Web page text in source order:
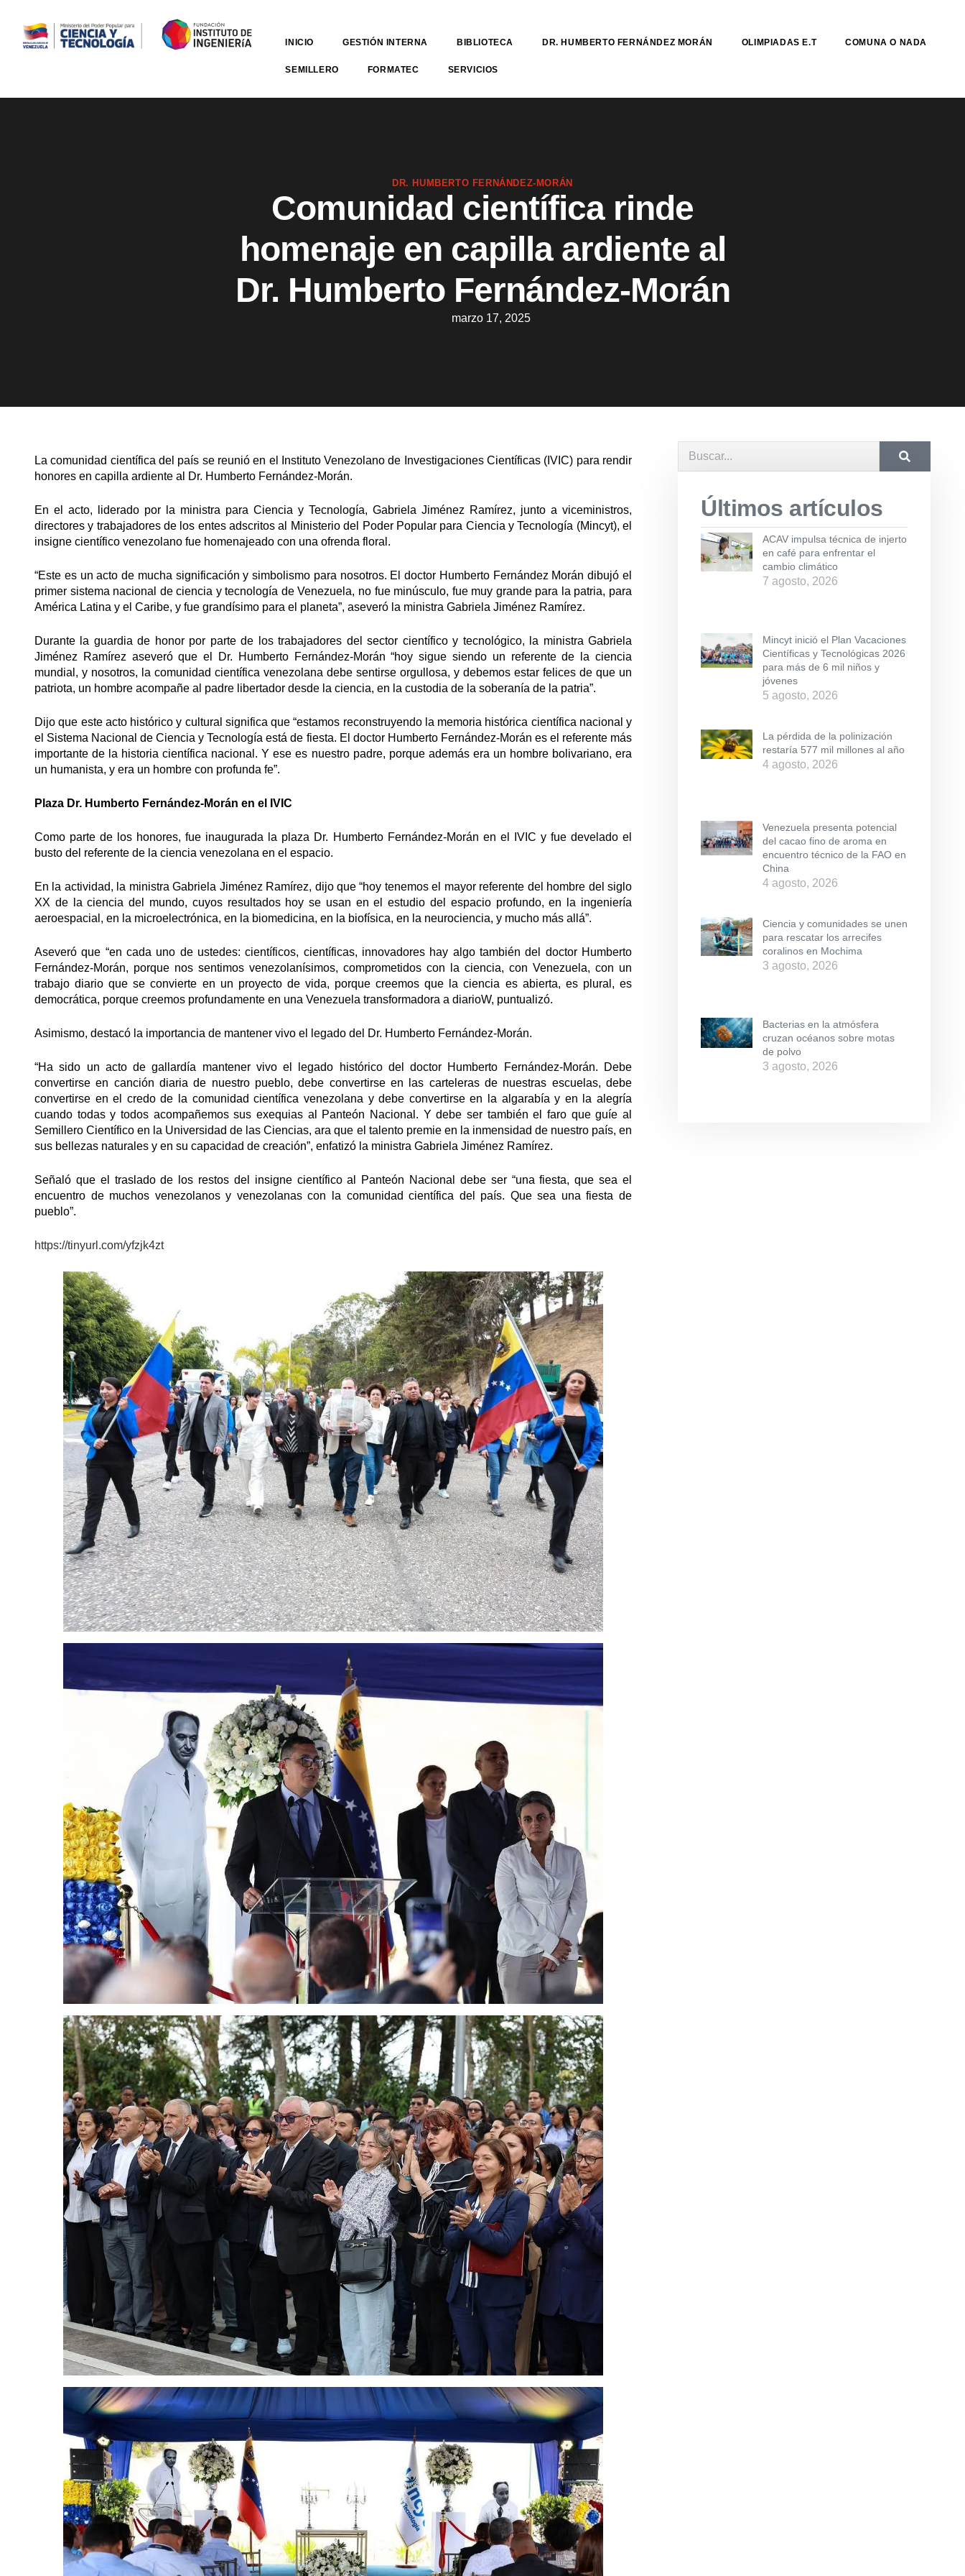
INICIO GESTIÓN INTERNA BIBLIOTECA DR. HUMBERTO FERNÁNDEZ MORÁN OLIMPIADAS E.T COMUNA O NADA
SEMILLERO FORMATEC SERVICIOS
DR. HUMBERTO FERNÁNDEZ-MORÁN
Comunidad científica rinde
homenaje en capilla ardiente al
Dr. Humberto Fernández-Morán
marzo 17, 2025
La comunidad científica del país se reunió en el Instituto Venezolano de Investigaciones Científicas (IVIC) para rendir
honores en capilla ardiente al Dr. Humberto Fernández-Morán.
En el acto, liderado por la ministra para Ciencia y Tecnología, Gabriela Jiménez Ramírez, junto a viceministros,
directores y trabajadores de los entes adscritos al Ministerio del Poder Popular para Ciencia y Tecnología (Mincyt), el
insigne científico venezolano fue homenajeado con una ofrenda floral.
“Este es un acto de mucha significación y simbolismo para nosotros. El doctor Humberto Fernández Morán dibujó el
primer sistema nacional de ciencia y tecnología de Venezuela, no fue minúsculo, fue muy grande para la patria, para
América Latina y el Caribe, y fue grandísimo para el planeta”, aseveró la ministra Gabriela Jiménez Ramírez.
Durante la guardia de honor por parte de los trabajadores del sector científico y tecnológico, la ministra Gabriela
Jiménez Ramírez aseveró que el Dr. Humberto Fernández-Morán “hoy sigue siendo un referente de la ciencia
mundial, y nosotros, la comunidad científica venezolana debe sentirse orgullosa, y debemos estar felices de que un
patriota, un hombre acompañe al padre libertador desde la ciencia, en la custodia de la soberanía de la patria”.
Dijo que este acto histórico y cultural significa que “estamos reconstruyendo la memoria histórica científica nacional y
el Sistema Nacional de Ciencia y Tecnología está de fiesta. El doctor Humberto Fernández-Morán es el referente más
importante de la historia científica nacional. Y ese es nuestro padre, porque además era un hombre bolivariano, era
un humanista, y era un hombre con profunda fe”.
Plaza Dr. Humberto Fernández-Morán en el IVIC
Como parte de los honores, fue inaugurada la plaza Dr. Humberto Fernández-Morán en el IVIC y fue develado el
busto del referente de la ciencia venezolana en el espacio.
En la actividad, la ministra Gabriela Jiménez Ramírez, dijo que “hoy tenemos el mayor referente del hombre del siglo
XX de la ciencia del mundo, cuyos resultados hoy se usan en el estudio del espacio profundo, en la ingeniería
aeroespacial, en la microelectrónica, en la biomedicina, en la biofísica, en la neurociencia, y mucho más allá”.
Aseveró que “en cada uno de ustedes: científicos, científicas, innovadores hay algo también del doctor Humberto
Fernández-Morán, porque nos sentimos venezolanísimos, comprometidos con la ciencia, con Venezuela, con un
trabajo diario que se convierte en un proyecto de vida, porque creemos que la ciencia es abierta, es plural, es
democrática, porque creemos profundamente en una Venezuela transformadora a diarioW, puntualizó.
Asimismo, destacó la importancia de mantener vivo el legado del Dr. Humberto Fernández-Morán.
“Ha sido un acto de gallardía mantener vivo el legado histórico del doctor Humberto Fernández-Morán. Debe
convertirse en canción diaria de nuestro pueblo, debe convertirse en las carteleras de nuestras escuelas, debe
convertirse en el credo de la comunidad científica venezolana y debe convertirse en la algarabía y en la alegría
cuando todas y todos acompañemos sus exequias al Panteón Nacional. Y debe ser también el faro que guíe al
Semillero Científico en la Universidad de las Ciencias, ara que el talento premie en la inmensidad de nuestro país, en
sus bellezas naturales y en su capacidad de creación”, enfatizó la ministra Gabriela Jiménez Ramírez.
Señaló que el traslado de los restos del insigne científico al Panteón Nacional debe ser “una fiesta, que sea el
encuentro de muchos venezolanos y venezolanas con la comunidad científica del país. Que sea una fiesta de
pueblo”.
https://tinyurl.com/yfzjk4zt
Últimos artículos
ACAV impulsa técnica de injerto
en café para enfrentar el
cambio climático
7 agosto, 2026
Mincyt inició el Plan Vacaciones
Científicas y Tecnológicas 2026
para más de 6 mil niños y
jóvenes
5 agosto, 2026
La pérdida de la polinización
restaría 577 mil millones al año
4 agosto, 2026
Venezuela presenta potencial
del cacao fino de aroma en
encuentro técnico de la FAO en
China
4 agosto, 2026
Ciencia y comunidades se unen
para rescatar los arrecifes
coralinos en Mochima
3 agosto, 2026
Bacterias en la atmósfera
cruzan océanos sobre motas
de polvo
3 agosto, 2026